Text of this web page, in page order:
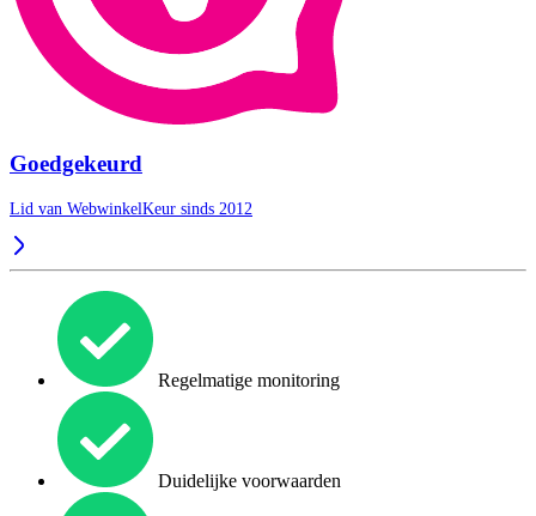
Goedgekeurd
Lid van WebwinkelKeur sinds 2012
Regelmatige monitoring
Duidelijke voorwaarden